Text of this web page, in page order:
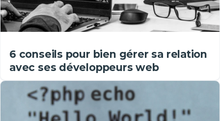
6 conseils pour bien gérer sa relation
avec ses développeurs web